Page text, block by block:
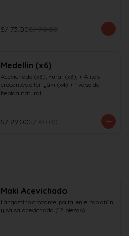
S/ 73.00S/ 90.00
Medellin (x6)
Acevichado (x3), Furai (x3), + Alitas
crocantes o teriyaki (x4) + 1 vaso de
bebida natural
S/ 29.00S/ 40.00
Maki Acevichado
Langostino crocante, palta, en el top atún
y salsa acevichada (12 piezas)